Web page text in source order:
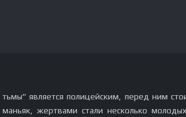
является полицейским, перед ним
жертвами стали несколько